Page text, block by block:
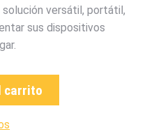
solución versátil, portátil,
sus dispositivos
carrito